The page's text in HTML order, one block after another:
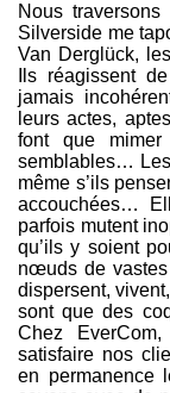
Nous
Silverside me
Van Derglück,
Ils réagissent
jamais
leurs actes,
font que
semblables…
même s’ils
accouchées…
parfois mutent
qu’ils y soient
nœuds de
dispersent,
sont que des
Chez
satisfaire nos
en permanence